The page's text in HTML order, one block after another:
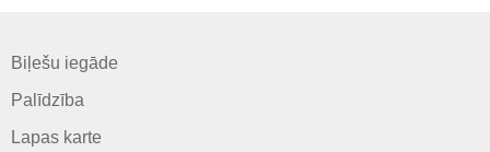
Biļešu iegāde
Palīdzība
Lapas karte